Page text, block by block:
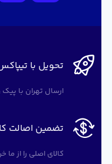
تحویل با
ارسال تهران با
تضمین اصالت
کالای اصلی را از ما